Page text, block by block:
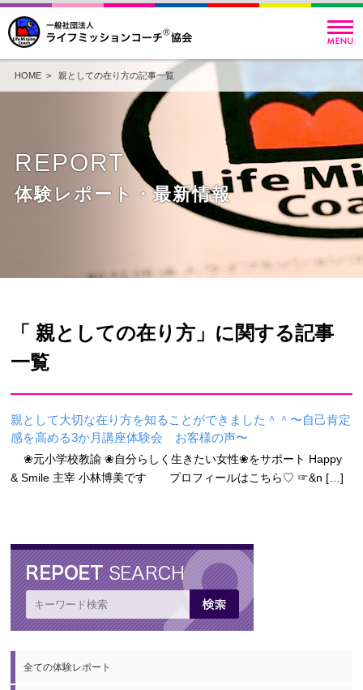
HOME> 親としての在り方の記事一覧
REPORT
体験レポート・最新情報
「 親としての在り方」に関する記事
一覧
親として大切な在り方を知ることができました＾＾〜自己肯定
感を高める3か月講座体験会 お客様の声〜
❀元小学校教諭 ❀自分らしく生きたい女性❀をサポート Happy
& Smile 主宰 小林博美です プロフィールはこちら♡ ☞&n […]
全ての体験レポート